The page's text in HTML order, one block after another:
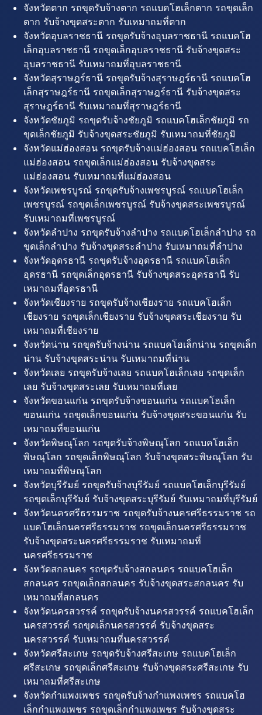
จังหวัดตาก รถขุดรับจ้างตาก รถแบคโฮเล็กตาก รถขุดเล็ก
ตาก รับจ้างขุดสระตาก รับเหมาถมที่ตาก
จังหวัดอุบลราชธานี รถขุดรับจ้างอุบลราชธานี รถแบคโฮ
เล็กอุบลราชธานี รถขุดเล็กอุบลราชธานี รับจ้างขุดสระ
อุบลราชธานี รับเหมาถมที่อุบลราชธานี
จังหวัดสุราษฎร์ธานี รถขุดรับจ้างสุราษฎร์ธานี รถแบคโฮ
เล็กสุราษฎร์ธานี รถขุดเล็กสุราษฎร์ธานี รับจ้างขุดสระ
สุราษฎร์ธานี รับเหมาถมที่สุราษฎร์ธานี
จังหวัดชัยภูมิ รถขุดรับจ้างชัยภูมิ รถแบคโฮเล็กชัยภูมิ รถ
ขุดเล็กชัยภูมิ รับจ้างขุดสระชัยภูมิ รับเหมาถมที่ชัยภูมิ
จังหวัดแม่ฮ่องสอน รถขุดรับจ้างแม่ฮ่องสอน รถแบคโฮเล็ก
แม่ฮ่องสอน รถขุดเล็กแม่ฮ่องสอน รับจ้างขุดสระ
แม่ฮ่องสอน รับเหมาถมที่แม่ฮ่องสอน
จังหวัดเพชรบูรณ์ รถขุดรับจ้างเพชรบูรณ์ รถแบคโฮเล็ก
เพชรบูรณ์ รถขุดเล็กเพชรบูรณ์ รับจ้างขุดสระเพชรบูรณ์
รับเหมาถมที่เพชรบูรณ์
จังหวัดลำปาง รถขุดรับจ้างลำปาง รถแบคโฮเล็กลำปาง รถ
ขุดเล็กลำปาง รับจ้างขุดสระลำปาง รับเหมาถมที่ลำปาง
จังหวัดอุดรธานี รถขุดรับจ้างอุดรธานี รถแบคโฮเล็ก
อุดรธานี รถขุดเล็กอุดรธานี รับจ้างขุดสระอุดรธานี รับ
เหมาถมที่อุดรธานี
จังหวัดเชียงราย รถขุดรับจ้างเชียงราย รถแบคโฮเล็ก
เชียงราย รถขุดเล็กเชียงราย รับจ้างขุดสระเชียงราย รับ
เหมาถมที่เชียงราย
จังหวัดน่าน รถขุดรับจ้างน่าน รถแบคโฮเล็กน่าน รถขุดเล็ก
น่าน รับจ้างขุดสระน่าน รับเหมาถมที่น่าน
จังหวัดเลย รถขุดรับจ้างเลย รถแบคโฮเล็กเลย รถขุดเล็ก
เลย รับจ้างขุดสระเลย รับเหมาถมที่เลย
จังหวัดขอนแก่น รถขุดรับจ้างขอนแก่น รถแบคโฮเล็ก
ขอนแก่น รถขุดเล็กขอนแก่น รับจ้างขุดสระขอนแก่น รับ
เหมาถมที่ขอนแก่น
จังหวัดพิษณุโลก รถขุดรับจ้างพิษณุโลก รถแบคโฮเล็ก
พิษณุโลก รถขุดเล็กพิษณุโลก รับจ้างขุดสระพิษณุโลก รับ
เหมาถมที่พิษณุโลก
จังหวัดบุรีรัมย์ รถขุดรับจ้างบุรีรัมย์ รถแบคโฮเล็กบุรีรัมย์
รถขุดเล็กบุรีรัมย์ รับจ้างขุดสระบุรีรัมย์ รับเหมาถมที่บุรีรัมย์
จังหวัดนครศรีธรรมราช รถขุดรับจ้างนครศรีธรรมราช รถ
แบคโฮเล็กนครศรีธรรมราช รถขุดเล็กนครศรีธรรมราช
รับจ้างขุดสระนครศรีธรรมราช รับเหมาถมที่
นครศรีธรรมราช
จังหวัดสกลนคร รถขุดรับจ้างสกลนคร รถแบคโฮเล็ก
สกลนคร รถขุดเล็กสกลนคร รับจ้างขุดสระสกลนคร รับ
เหมาถมที่สกลนคร
จังหวัดนครสวรรค์ รถขุดรับจ้างนครสวรรค์ รถแบคโฮเล็ก
นครสวรรค์ รถขุดเล็กนครสวรรค์ รับจ้างขุดสระ
นครสวรรค์ รับเหมาถมที่นครสวรรค์
จังหวัดศรีสะเกษ รถขุดรับจ้างศรีสะเกษ รถแบคโฮเล็ก
ศรีสะเกษ รถขุดเล็กศรีสะเกษ รับจ้างขุดสระศรีสะเกษ รับ
เหมาถมที่ศรีสะเกษ
จังหวัดกำแพงเพชร รถขุดรับจ้างกำแพงเพชร รถแบคโฮ
เล็กกำแพงเพชร รถขุดเล็กกำแพงเพชร รับจ้างขุดสระ